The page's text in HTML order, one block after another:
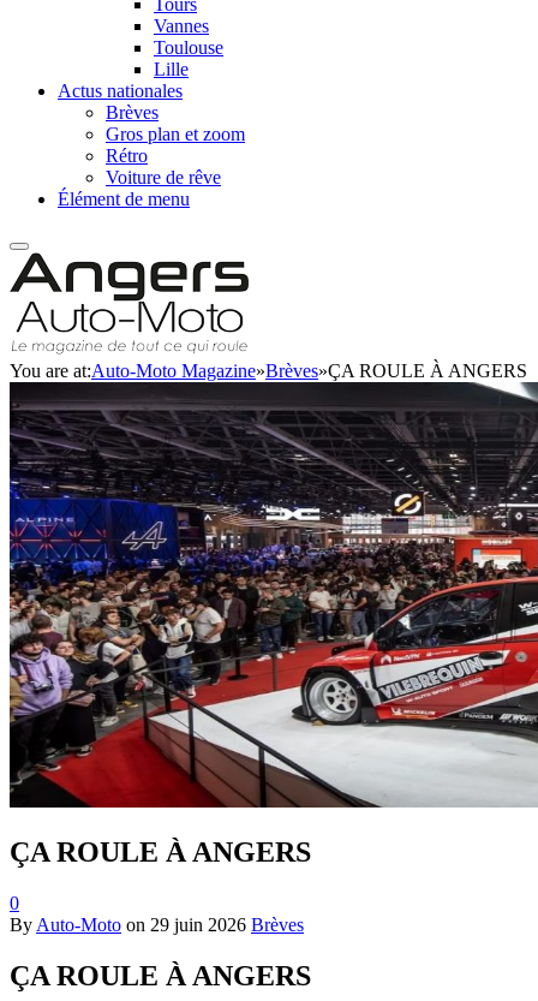
Tours
Vannes
Toulouse
Lille
Actus nationales
Brèves
Gros plan et zoom
Rétro
Voiture de rêve
Élément de menu
You are at:Auto-Moto Magazine»Brèves»ÇA ROULE À ANGERS
ÇA ROULE À ANGERS
0
By Auto-Moto on 29 juin 2026 Brèves
ÇA ROULE À ANGERS